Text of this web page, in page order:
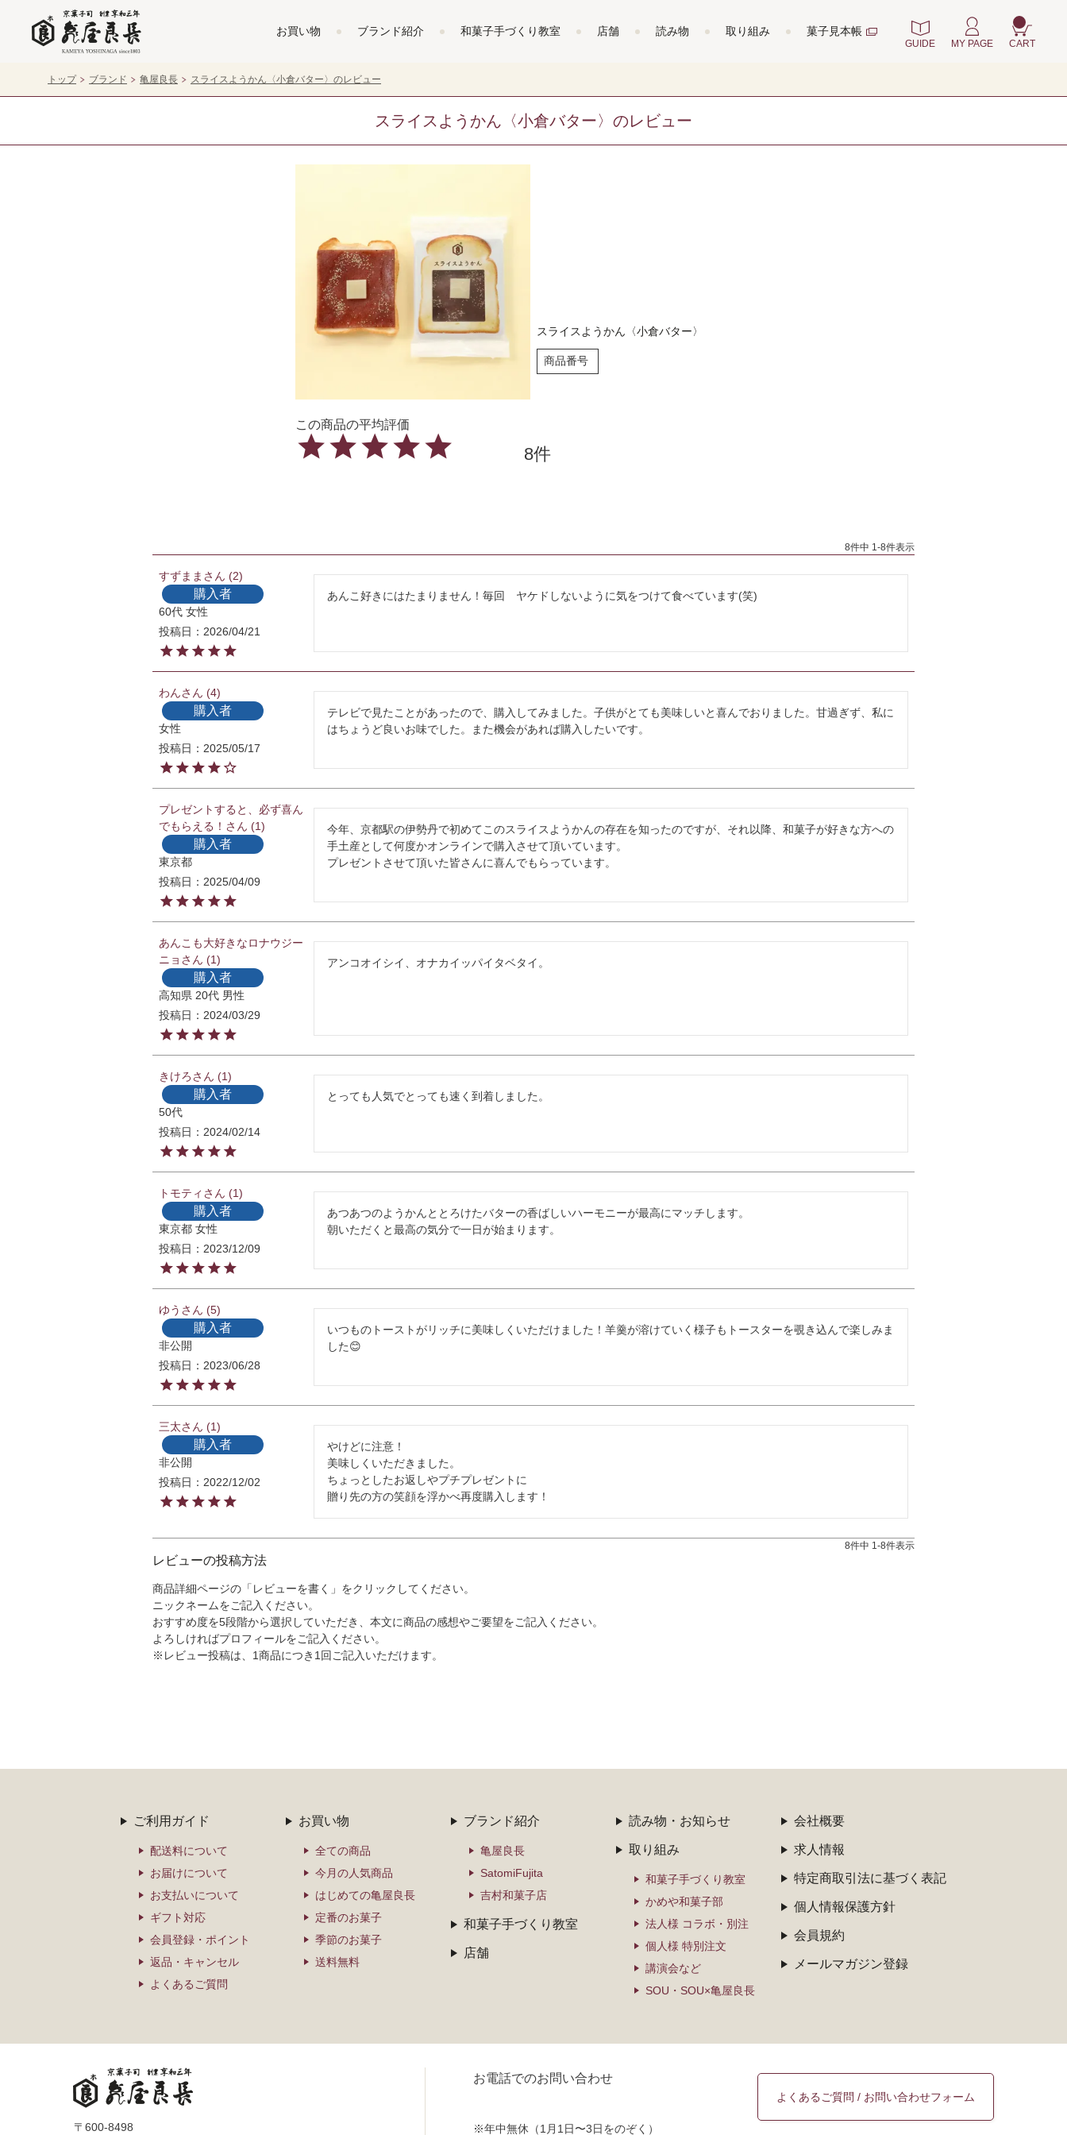
お買い物 ブランド紹介 和菓子手づくり教室 店舗 読み物 取り組み 菓子見本帳
GUIDE MY PAGE CART
トップ ブランド 亀屋良長 スライスようかん〈小倉バター〉のレビュー
スライスようかん〈小倉バター〉のレビュー
スライスようかん〈小倉バター〉
商品番号
8
8件中 1-8件表示
すずまま 2
購入者
60代 女性
投稿日
2026/04/21
あんこ好きにはたまりません！毎回　ヤケドしないように気をつけて食べています(笑)
わん 4
購入者
女性
投稿日
2025/05/17
テレビで見たことがあったので、購入してみました。子供がとても美味しいと喜んでおりました。甘過ぎず、私に
はちょうど良いお味でした。また機会があれば購入したいです。
プレゼントすると、必ず喜ん
でもらえる！
1
購入者
東京都
投稿日
2025/04/09
今年、京都駅の伊勢丹で初めてこのスライスようかんの存在を知ったのですが、それ以降、和菓子が好きな方への
手土産として何度かオンラインで購入させて頂いています。
プレゼントさせて頂いた皆さんに喜んでもらっています。
あんこも大好きなロナウジー
ニョ
1
購入者
高知県 20代 男性
投稿日
2024/03/29
アンコオイシイ、オナカイッパイタベタイ。
きけろ 1
購入者
50代
投稿日
2024/02/14
とっても人気でとっても速く到着しました。
トモティ 1
購入者
東京都 女性
投稿日
2023/12/09
あつあつのようかんととろけたバターの香ばしいハーモニーが最高にマッチします。
朝いただくと最高の気分で一日が始まります。
ゆう 5
購入者
非公開
投稿日
2023/06/28
いつものトーストがリッチに美味しくいただけました！羊羹が溶けていく様子もトースターを覗き込んで楽しみま
した😊
三太 1
購入者
非公開
投稿日
2022/12/02
やけどに注意！
美味しくいただきました。
ちょっとしたお返しやプチプレゼントに
贈り先の方の笑顔を浮かべ再度購入します！
8件中 1-8件表示
レビューの投稿方法
商品詳細ページの「レビューを書く」をクリックしてください。
ニックネームをご記入ください。
おすすめ度を5段階から選択していただき、本文に商品の感想やご要望をご記入ください。
よろしければプロフィールをご記入ください。
※レビュー投稿は、1商品につき1回ご記入いただけます。
ご利用ガイド
配送料について
お届けについて
お支払いについて
ギフト対応
会員登録・ポイント
返品・キャンセル
よくあるご質問
お買い物
全ての商品
今月の人気商品
はじめての亀屋良長
定番のお菓子
季節のお菓子
送料無料
ブランド紹介
亀屋良長
SatomiFujita
吉村和菓子店
和菓子手づくり教室
店舗
読み物・お知らせ
取り組み
和菓子手づくり教室
かめや和菓子部
法人様 コラボ・別注
個人様 特別注文
講演会など
SOU・SOU×亀屋良長
会社概要
求人情報
特定商取引法に基づく表記
個人情報保護方針
会員規約
メールマガジン登録
〒600-8498
お電話でのお問い合わせ
※年中無休（1月1日〜3日をのぞく）
よくあるご質問 / お問い合わせフォーム